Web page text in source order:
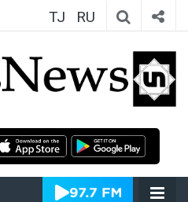
TJ RU
ИмрӯзNews